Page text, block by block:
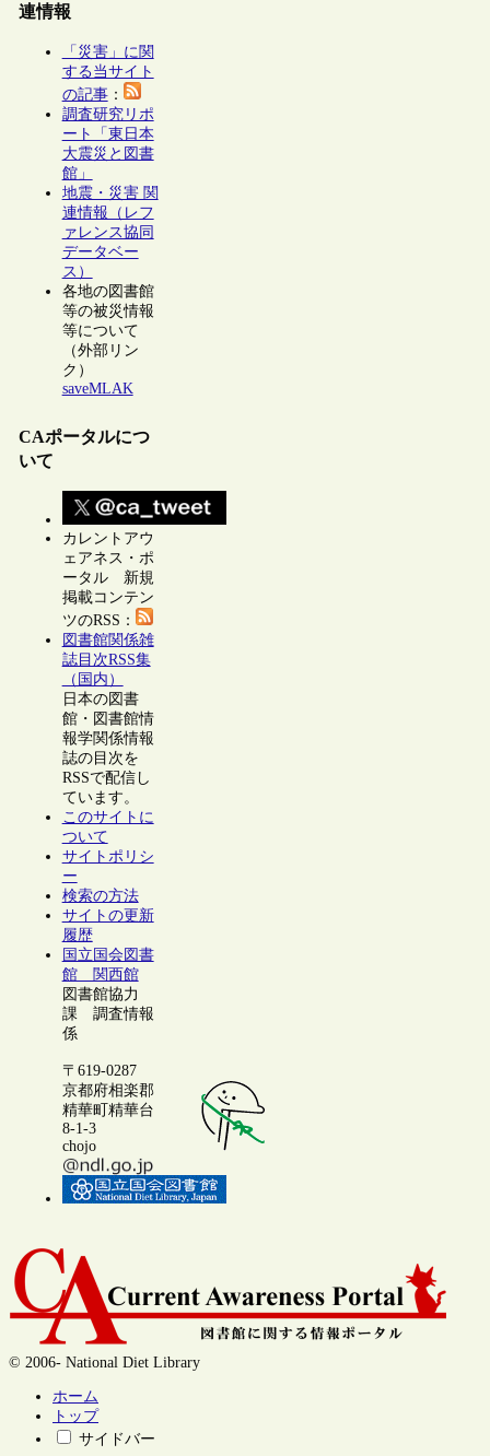
連情報
「災害」に関
する当サイト
の記事：
調査研究リポ
ート「東日本
大震災と図書
館」
地震・災害 関
連情報（レフ
ァレンス協同
データベー
ス）
各地の図書館
等の被災情報
等について
（外部リン
ク）
saveMLAK
CAポータルにつ
いて
カレントアウ
ェアネス・ポ
ータル 新規
掲載コンテン
ツのRSS：
図書館関係雑
誌目次RSS集
（国内）
日本の図書
館・図書館情
報学関係情報
誌の目次を
RSSで配信し
ています。
このサイトに
ついて
サイトポリシ
ー
検索の方法
サイトの更新
履歴
国立国会図書
館 関西館
図書館協力
課 調査情報
係
〒619-0287
京都府相楽郡
精華町精華台
8-1-3
chojo
© 2006- National Diet Library
ホーム
トップ
サイドバー